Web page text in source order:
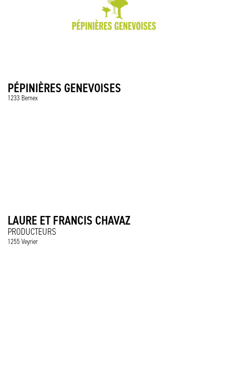
PÉPINIÈRES GENEVOISES
1233 Bernex
LAURE ET FRANCIS CHAVAZ
PRODUCTEURS
1255 Veyrier